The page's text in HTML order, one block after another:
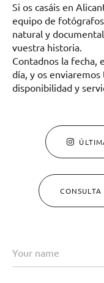
Si os casáis en
equipo de
natural y
vuestra historia.
Contadnos la fecha,
día, y os
disponibilidad y